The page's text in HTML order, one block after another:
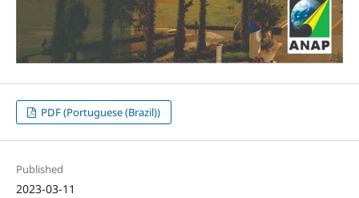
PDF (Portuguese (Brazil))
Published
2023-03-11